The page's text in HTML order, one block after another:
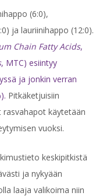
(6:0),
ja lauriinihappo (12:0).
Chain Fatty Acids,
, MTC) esiintyy
ja jonkin verran
Pitkäketjuisiin
käytetään
vuoksi.
keskipitkistä
ja nykyään
laaja valikoima niin